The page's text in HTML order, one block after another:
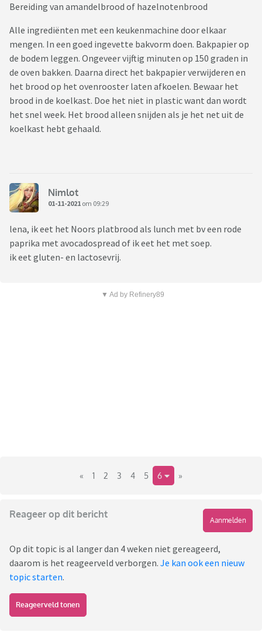
Bereiding van amandelbrood of hazelnotenbrood
Alle ingrediënten met een keukenmachine door elkaar
mengen. In een goed ingevette bakvorm doen. Bakpapier op
de bodem leggen. Ongeveer vijftig minuten op 150 graden in
de oven bakken. Daarna direct het bakpapier verwijderen en
het brood op het ovenrooster laten afkoelen. Bewaar het
brood in de koelkast. Doe het niet in plastic want dan wordt
het snel week. Het brood alleen snijden als je het net uit de
koelkast hebt gehaald.
Nimlot
01-11-2021 om 09:29
lena, ik eet het Noors platbrood als lunch met bv een rode
paprika met avocadospread of ik eet het met soep.
ik eet gluten- en lactosevrij.
▼ Ad by Refinery89
« 1 2 3 4 5 6 »
Reageer op dit bericht
Aanmelden
Op dit topic is al langer dan 4 weken niet gereageerd,
daarom is het reageerveld verborgen. Je kan ook een nieuw
topic starten.
Reageerveld tonen